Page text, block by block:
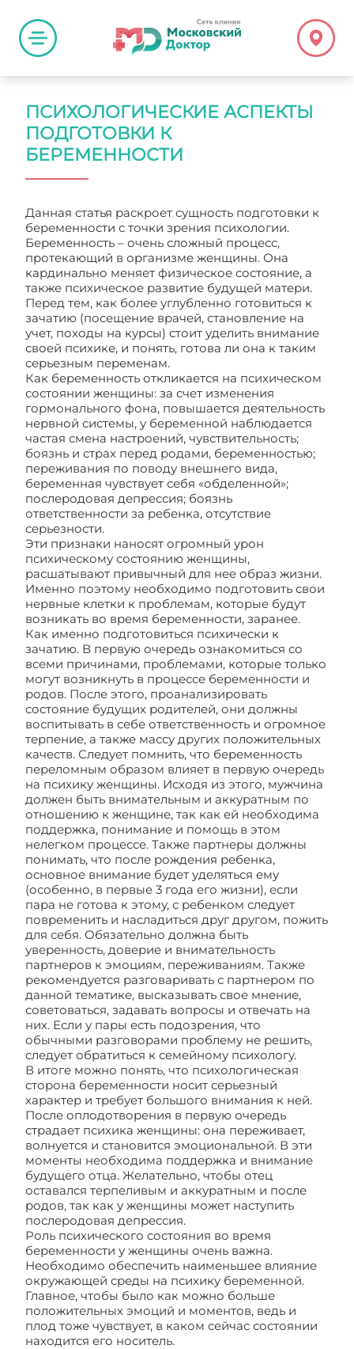
ПСИХОЛОГИЧЕСКИЕ АСПЕКТЫ
ПОДГОТОВКИ К
БЕРЕМЕННОСТИ
Данная статья раскроет сущность подготовки к
беременности с точки зрения психологии.
Беременность – очень сложный процесс,
протекающий в организме женщины. Она
кардинально меняет физическое состояние, а
также психическое развитие будущей матери.
Перед тем, как более углубленно готовиться к
зачатию (посещение врачей, становление на
учет, походы на курсы) стоит уделить внимание
своей психике, и понять, готова ли она к таким
серьезным переменам.
Как беременность откликается на психическом
состоянии женщины: за счет изменения
гормонального фона, повышается деятельность
нервной системы, у беременной наблюдается
частая смена настроений, чувствительность;
боязнь и страх перед родами, беременностью;
переживания по поводу внешнего вида,
беременная чувствует себя «обделенной»;
послеродовая депрессия; боязнь
ответственности за ребенка, отсутствие
серьезности.
Эти признаки наносят огромный урон
психическому состоянию женщины,
расшатывают привычный для нее образ жизни.
Именно поэтому необходимо подготовить свои
нервные клетки к проблемам, которые будут
возникать во время беременности, заранее.
Как именно подготовиться психически к
зачатию. В первую очередь ознакомиться со
всеми причинами, проблемами, которые только
могут возникнуть в процессе беременности и
родов. После этого, проанализировать
состояние будущих родителей, они должны
воспитывать в себе ответственность и огромное
терпение, а также массу других положительных
качеств. Следует помнить, что беременность
переломным образом влияет в первую очередь
на психику женщины. Исходя из этого, мужчина
должен быть внимательным и аккуратным по
отношению к женщине, так как ей необходима
поддержка, понимание и помощь в этом
нелегком процессе. Также партнеры должны
понимать, что после рождения ребенка,
основное внимание будет уделяться ему
(особенно, в первые 3 года его жизни), если
пара не готова к этому, с ребенком следует
повременить и насладиться друг другом, пожить
для себя. Обязательно должна быть
уверенность, доверие и внимательность
партнеров к эмоциям, переживаниям. Также
рекомендуется разговаривать с партнером по
данной тематике, высказывать свое мнение,
советоваться, задавать вопросы и отвечать на
них. Если у пары есть подозрения, что
обычными разговорами проблему не решить,
следует обратиться к семейному психологу.
В итоге можно понять, что психологическая
сторона беременности носит серьезный
характер и требует большого внимания к ней.
После оплодотворения в первую очередь
страдает психика женщины: она переживает,
волнуется и становится эмоциональной. В эти
моменты необходима поддержка и внимание
будущего отца. Желательно, чтобы отец
оставался терпеливым и аккуратным и после
родов, так как у женщины может наступить
послеродовая депрессия.
Роль психического состояния во время
беременности у женщины очень важна.
Необходимо обеспечить наименьшее влияние
окружающей среды на психику беременной.
Главное, чтобы было как можно больше
положительных эмоций и моментов, ведь и
плод тоже чувствует, в каком сейчас состоянии
находится его носитель.